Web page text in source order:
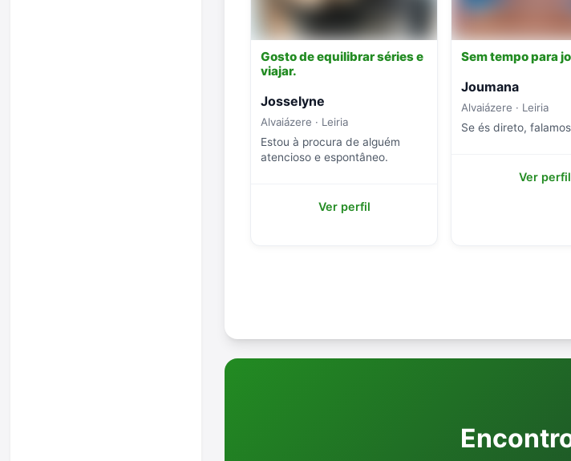
Gosto de equilibrar séries e
viajar.
Josselyne
Alvaiázere · Leiria
Estou à procura de alguém
atencioso e espontâneo.
Ver perfil
Sem tempo para
Joumana
Alvaiázere · Leiria
Se és direto,
Ver perfil